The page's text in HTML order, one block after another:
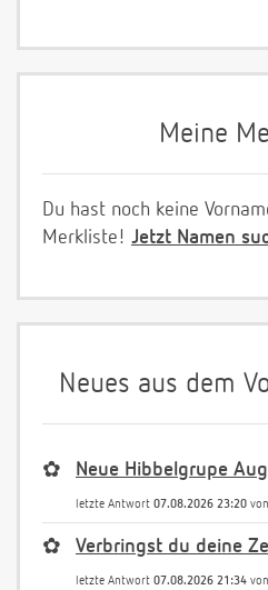
Meine
Du hast noch keine
Merkliste! Jetzt Namen
Neues aus dem
✿ Neue Hibbelgrupe
letzte Antwort 07.08.2026 23:20 von
✿ Verbringst du deine
letzte Antwort 07.08.2026 21:34 von